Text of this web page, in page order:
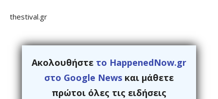
thestival.gr
Ακολουθήστε το HappenedNow.gr
στο Google News και μάθετε
πρώτοι όλες τις ειδήσεις